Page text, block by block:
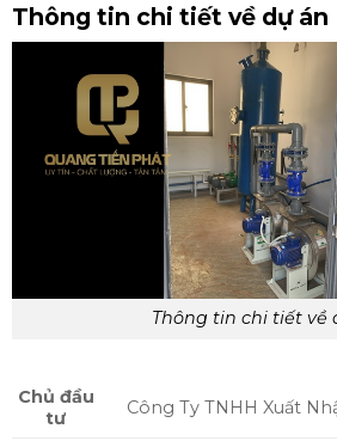
Thông tin chi tiết về dự án
Thông tin chi tiết về
Chủ đầu
tư
Công Ty TNHH Xuất